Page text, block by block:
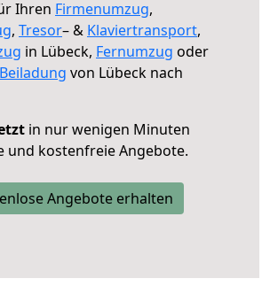
Ihren Firmenumzug,
, Tresor– & Klaviertransport,
in Lübeck, Fernumzug oder
Beiladung von Lübeck nach
in nur wenigen Minuten
und kostenfreie Angebote.
Angebote erhalten